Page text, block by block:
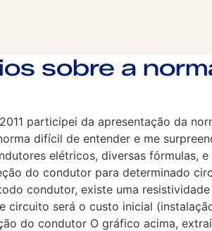
sobre a
participei da apresentação da
difícil de entender e me
elétricos, diversas fórmulas,
do condutor para determinado
condutor, existe uma
circuito será o custo inicial
do condutor O gráfico acima,